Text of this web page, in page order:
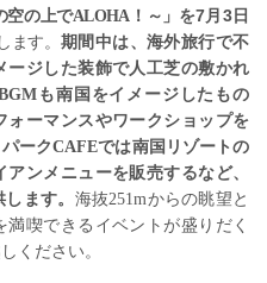
空の上でALOHA！～」を7月 3日
します。 期間中は、海外旅行で不
ージした装飾で人工芝の敷かれ
も南国をイメージしたもの
ォーマンスやワークショップを
ークCAFEでは南国リゾートの
ンメニューを販売するなど、
ます。 海抜251mからの眺望と
満喫できる イベントが盛りだく
ください。